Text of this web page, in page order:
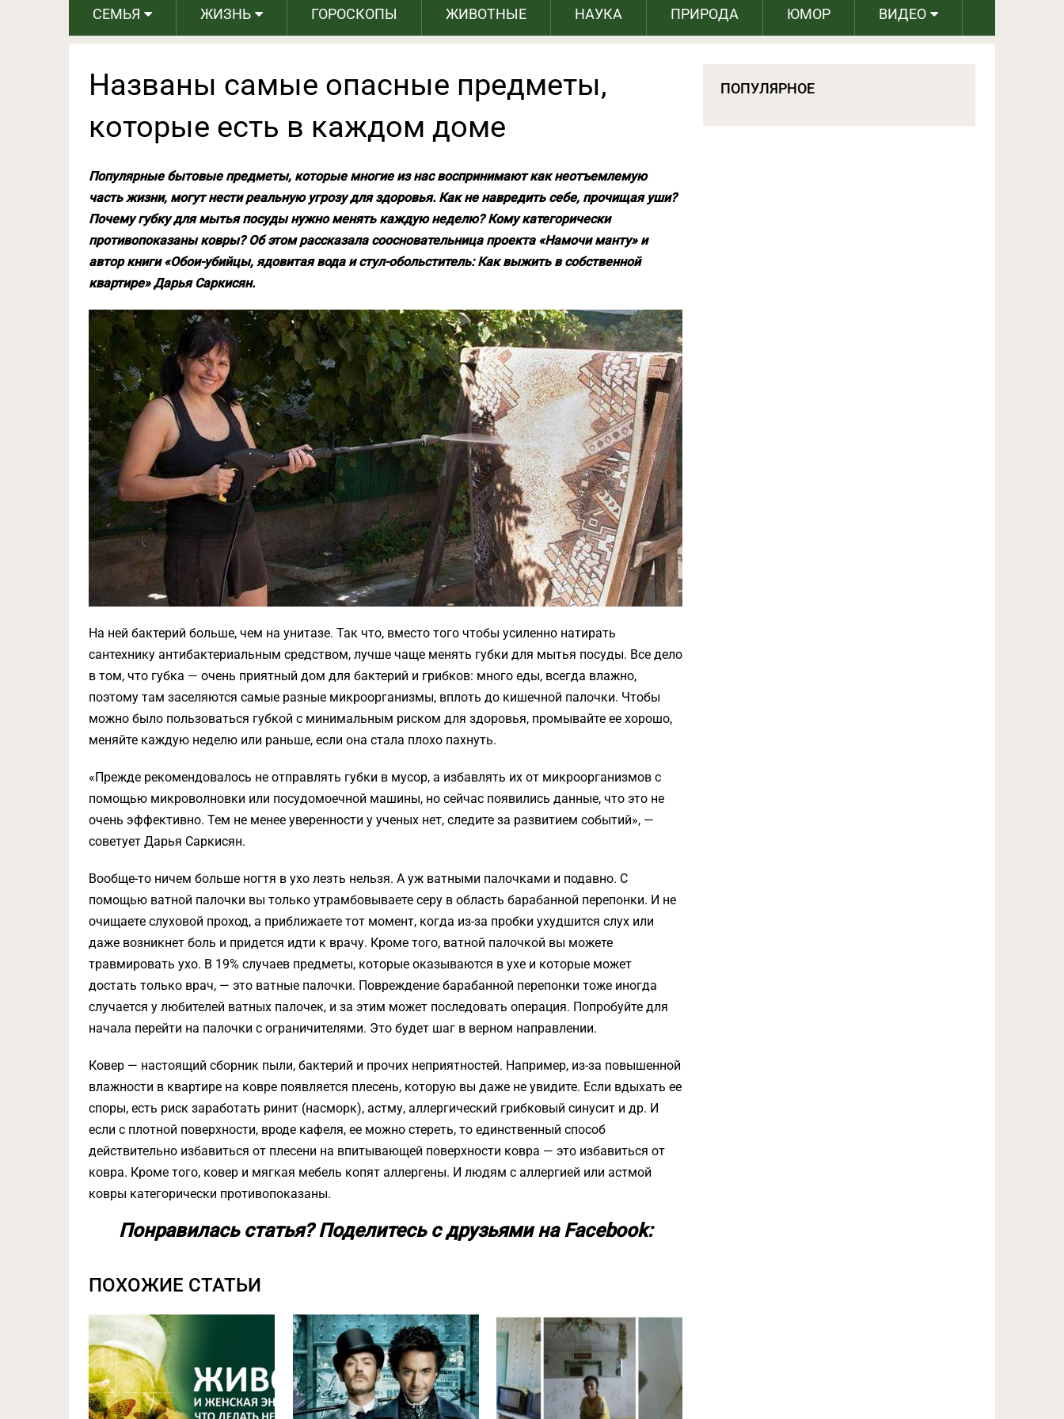
СЕМЬЯ ЖИЗНЬ ГОРОСКОПЫ ЖИВОТНЫЕ НАУКА ПРИРОДА ЮМОР ВИДЕО
Названы самые опасные предметы,
которые есть в каждом доме
Популярные бытовые предметы, которые многие из нас воспринимают как неотъемлемую
часть жизни, могут нести реальную угрозу для здоровья. Как не навредить себе, прочищая уши?
Почему губку для мытья посуды нужно менять каждую неделю? Кому категорически
противопоказаны ковры? Об этом рассказала соосновательница проекта «Намочи манту» и
автор книги «Обои-убийцы, ядовитая вода и стул-обольститель: Как выжить в собственной
квартире» Дарья Саркисян.
На ней бактерий больше, чем на унитазе. Так что, вместо того чтобы усиленно натирать
сантехнику антибактериальным средством, лучше чаще менять губки для мытья посуды. Все дело
в том, что губка — очень приятный дом для бактерий и грибков: много еды, всегда влажно,
поэтому там заселяются самые разные микроорганизмы, вплоть до кишечной палочки. Чтобы
можно было пользоваться губкой с минимальным риском для здоровья, промывайте ее хорошо,
меняйте каждую неделю или раньше, если она стала плохо пахнуть.
«Прежде рекомендовалось не отправлять губки в мусор, а избавлять их от микроорганизмов с
помощью микроволновки или посудомоечной машины, но сейчас появились данные, что это не
очень эффективно. Тем не менее уверенности у ученых нет, следите за развитием событий», —
советует Дарья Саркисян.
Вообще-то ничем больше ногтя в ухо лезть нельзя. А уж ватными палочками и подавно. С
помощью ватной палочки вы только утрамбовываете серу в область барабанной перепонки. И не
очищаете слуховой проход, а приближаете тот момент, когда из-за пробки ухудшится слух или
даже возникнет боль и придется идти к врачу. Кроме того, ватной палочкой вы можете
травмировать ухо. В 19% случаев предметы, которые оказываются в ухе и которые может
достать только врач, — это ватные палочки. Повреждение барабанной перепонки тоже иногда
случается у любителей ватных палочек, и за этим может последовать операция. Попробуйте для
начала перейти на палочки с ограничителями. Это будет шаг в верном направлении.
Ковер — настоящий сборник пыли, бактерий и прочих неприятностей. Например, из-за повышенной
влажности в квартире на ковре появляется плесень, которую вы даже не увидите. Если вдыхать ее
споры, есть риск заработать ринит (насморк), астму, аллергический грибковый синусит и др. И
если с плотной поверхности, вроде кафеля, ее можно стереть, то единственный способ
действительно избавиться от плесени на впитывающей поверхности ковра — это избавиться от
ковра. Кроме того, ковер и мягкая мебель копят аллергены. И людям с аллергией или астмой
ковры категорически противопоказаны.
Понравилась статья? Поделитесь с друзьями на Facebook:
ПОХОЖИЕ СТАТЬИ
ПОПУЛЯРНОЕ